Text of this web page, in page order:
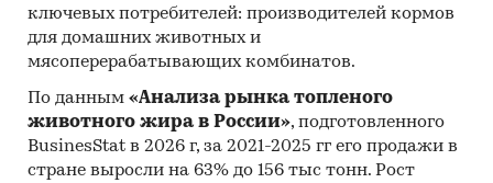
Trade, Menam Pro, Tianjin Minghang Beauty
Dazzling Jewelry, Valentine Silver International,
Yiwu Liyin Import and Export и др.
Рейтинги товарных знаков ювелирных
украшений по объему экспорта из России:
Corona Jewelry, JС, Karatov, Magic Stones, Master
ключевых потребителей: производителей кормов
для домашних животных и
мясоперерабатывающих комбинатов.
По данным «Анализа рынка топленого
животного жира в России», подготовленного
BusinesStat в 2026 г, за 2021-2025 гг его продажи в
стране выросли на 63% до 156 тыс тонн. Рост